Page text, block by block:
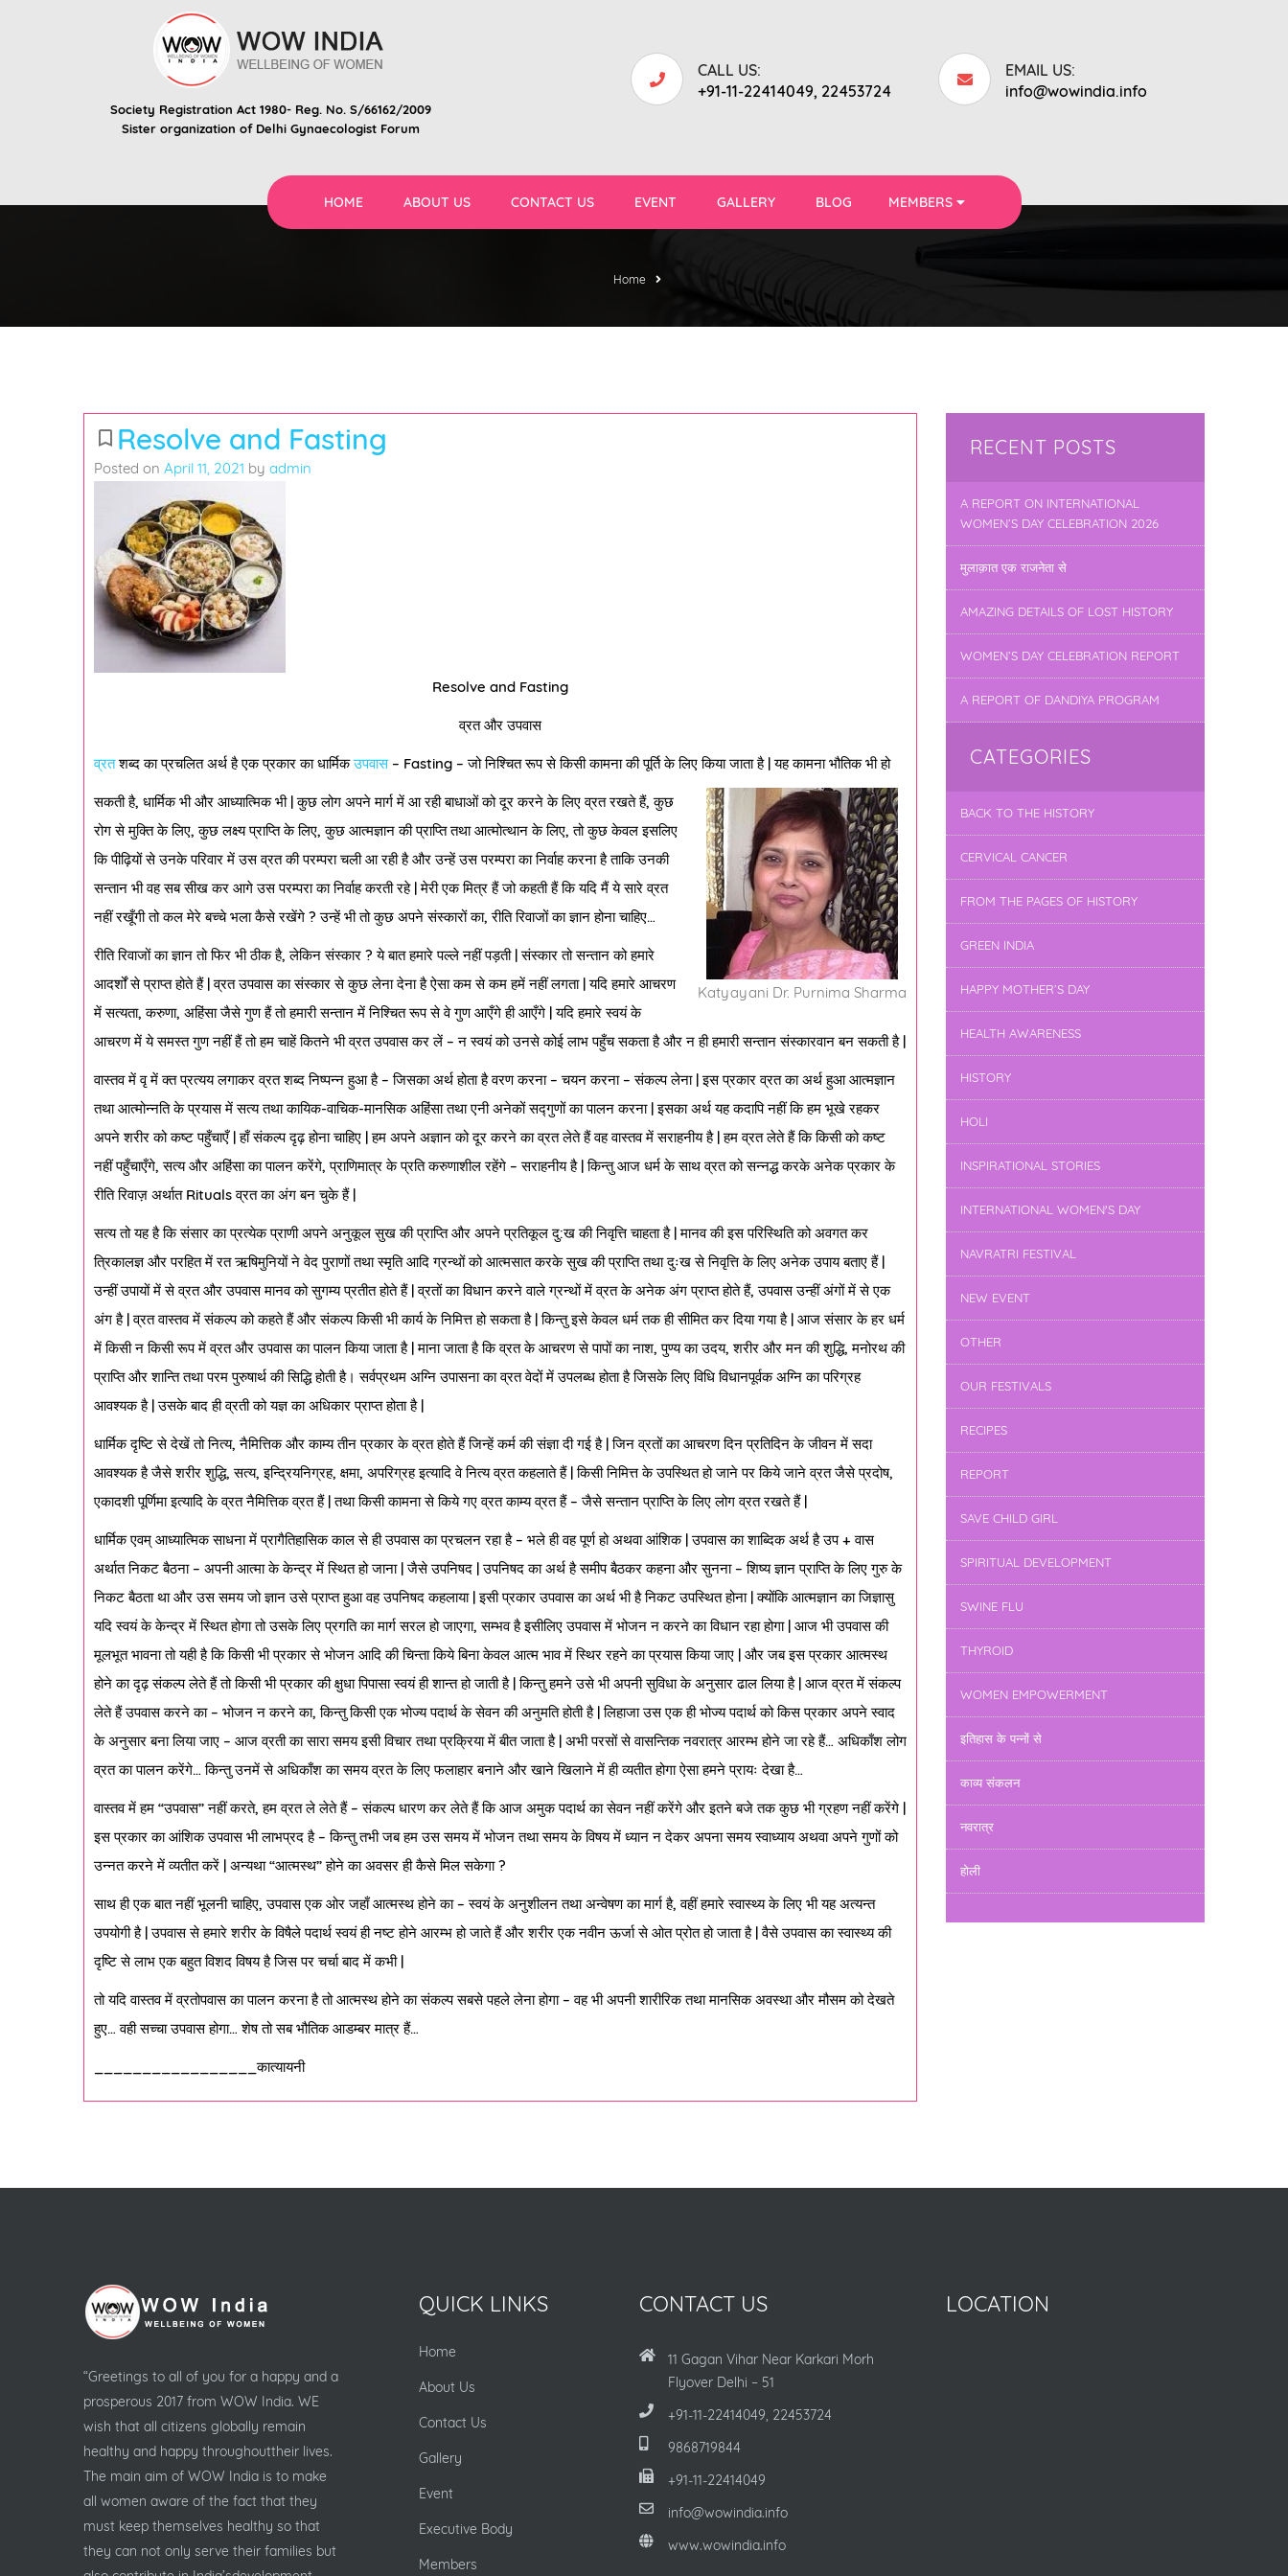
Society Registration Act 1980- Reg. No. S/66162/2009
Sister organization of Delhi Gynaecologist Forum
CALL US:
+91-11-22414049, 22453724
EMAIL US:
info@wowindia.info
HOME ABOUT US CONTACT US EVENT GALLERY BLOG MEMBERS
Home
bookmark_border Resolve and Fasting
Posted on April 11, 2021 by admin
Resolve and Fasting
व्रत और उपवास
व्रतशब्द का प्रचलित अर्थ है एक प्रकार का धार्मिकउपवास– Fasting – जो निश्चित रूप से किसी कामना की पूर्ति के लिए किया जाता है | यह कामना भौतिक भी हो
Katyayani Dr. Purnima Sharma
सकती है, धार्मिक भी और आध्यात्मिक भी | कुछ लोग अपने मार्ग में आ रही बाधाओं को दूर करने के लिए व्रत रखते हैं, कुछ
रोग से मुक्ति के लिए, कुछ लक्ष्य प्राप्ति के लिए, कुछ आत्मज्ञान की प्राप्ति तथा आत्मोत्थान के लिए, तो कुछ केवल इसलिए
कि पीढ़ियों से उनके परिवार में उस व्रत की परम्परा चली आ रही है और उन्हें उस परम्परा का निर्वाह करना है ताकि उनकी
सन्तान भी वह सब सीख कर आगे उस परम्परा का निर्वाह करती रहे | मेरी एक मित्र हैं जो कहती हैं कि यदि मैं ये सारे व्रत
नहीं रखूँगी तो कल मेरे बच्चे भला कैसे रखेंगे ? उन्हें भी तो कुछ अपने संस्कारों का, रीति रिवाजों का ज्ञान होना चाहिए…
रीति रिवाजों का ज्ञान तो फिर भी ठीक है, लेकिन संस्कार ? ये बात हमारे पल्ले नहीं पड़ती | संस्कार तो सन्तान को हमारे
आदर्शों से प्राप्त होते हैं | व्रत उपवास का संस्कार से कुछ लेना देना है ऐसा कम से कम हमें नहीं लगता | यदि हमारे आचरण
में सत्यता, करुणा, अहिंसा जैसे गुण हैं तो हमारी सन्तान में निश्चित रूप से वे गुण आएँगे ही आएँगे | यदि हमारे स्वयं के
आचरण में ये समस्त गुण नहीं हैं तो हम चाहें कितने भी व्रत उपवास कर लें – न स्वयं को उनसे कोई लाभ पहुँच सकता है और न ही हमारी सन्तान संस्कारवान बन सकती है |
वास्तव में वृ में क्त प्रत्यय लगाकर व्रत शब्द निष्पन्न हुआ है – जिसका अर्थ होता है वरण करना – चयन करना – संकल्प लेना | इस प्रकार व्रत का अर्थ हुआ आत्मज्ञान
तथा आत्मोन्नति के प्रयास में सत्य तथा कायिक-वाचिक-मानसिक अहिंसा तथा एनी अनेकों सद्गुणों का पालन करना | इसका अर्थ यह कदापि नहीं कि हम भूखे रहकर
अपने शरीर को कष्ट पहुँचाएँ | हाँ संकल्प दृढ़ होना चाहिए | हम अपने अज्ञान को दूर करने का व्रत लेते हैं वह वास्तव में सराहनीय है | हम व्रत लेते हैं कि किसी को कष्ट
नहीं पहुँचाएँगे, सत्य और अहिंसा का पालन करेंगे, प्राणिमात्र के प्रति करुणाशील रहेंगे – सराहनीय है | किन्तु आज धर्म के साथ व्रत को सन्नद्ध करके अनेक प्रकार के
रीति रिवाज़ अर्थात Rituals व्रत का अंग बन चुके हैं |
सत्य तो यह है कि संसार का प्रत्येक प्राणी अपने अनुकूल सुख की प्राप्ति और अपने प्रतिकूल दु:ख की निवृत्ति चाहता है | मानव की इस परिस्थिति को अवगत कर
त्रिकालज्ञ और परहित में रत ऋषिमुनियों ने वेद पुराणों तथा स्मृति आदि ग्रन्थों को आत्मसात करके सुख की प्राप्ति तथा दुःख से निवृत्ति के लिए अनेक उपाय बताए हैं |
उन्हीं उपायों में से व्रत और उपवास मानव को सुगम्य प्रतीत होते हैं | व्रतों का विधान करने वाले ग्रन्थों में व्रत के अनेक अंग प्राप्त होते हैं, उपवास उन्हीं अंगों में से एक
अंग है | व्रत वास्तव में संकल्प को कहते हैं और संकल्प किसी भी कार्य के निमित्त हो सकता है | किन्तु इसे केवल धर्म तक ही सीमित कर दिया गया है | आज संसार के हर धर्म
में किसी न किसी रूप में व्रत और उपवास का पालन किया जाता है | माना जाता है कि व्रत के आचरण से पापों का नाश, पुण्य का उदय, शरीर और मन की शुद्धि, मनोरथ की
प्राप्ति और शान्ति तथा परम पुरुषार्थ की सिद्धि होती है। सर्वप्रथम अग्नि उपासना का व्रत वेदों में उपलब्ध होता है जिसके लिए विधि विधानपूर्वक अग्नि का परिग्रह
आवश्यक है | उसके बाद ही व्रती को यज्ञ का अधिकार प्राप्त होता है |
धार्मिक दृष्टि से देखें तो नित्य, नैमित्तिक और काम्य तीन प्रकार के व्रत होते हैं जिन्हें कर्म की संज्ञा दी गई है | जिन व्रतों का आचरण दिन प्रतिदिन के जीवन में सदा
आवश्यक है जैसे शरीर शुद्धि, सत्य, इन्द्रियनिग्रह, क्षमा, अपरिग्रह इत्यादि वे नित्य व्रत कहलाते हैं | किसी निमित्त के उपस्थित हो जाने पर किये जाने व्रत जैसे प्रदोष,
एकादशी पूर्णिमा इत्यादि के व्रत नैमित्तिक व्रत हैं | तथा किसी कामना से किये गए व्रत काम्य व्रत हैं – जैसे सन्तान प्राप्ति के लिए लोग व्रत रखते हैं |
धार्मिक एवम् आध्यात्मिक साधना में प्रागैतिहासिक काल से ही उपवास का प्रचलन रहा है – भले ही वह पूर्ण हो अथवा आंशिक | उपवास का शाब्दिक अर्थ है उप + वास
अर्थात निकट बैठना – अपनी आत्मा के केन्द्र में स्थित हो जाना | जैसे उपनिषद | उपनिषद का अर्थ है समीप बैठकर कहना और सुनना – शिष्य ज्ञान प्राप्ति के लिए गुरु के
निकट बैठता था और उस समय जो ज्ञान उसे प्राप्त हुआ वह उपनिषद कहलाया | इसी प्रकार उपवास का अर्थ भी है निकट उपस्थित होना | क्योंकि आत्मज्ञान का जिज्ञासु
यदि स्वयं के केन्द्र में स्थित होगा तो उसके लिए प्रगति का मार्ग सरल हो जाएगा, सम्भव है इसीलिए उपवास में भोजन न करने का विधान रहा होगा | आज भी उपवास की
मूलभूत भावना तो यही है कि किसी भी प्रकार से भोजन आदि की चिन्ता किये बिना केवल आत्म भाव में स्थिर रहने का प्रयास किया जाए | और जब इस प्रकार आत्मस्थ
होने का दृढ़ संकल्प लेते हैं तो किसी भी प्रकार की क्षुधा पिपासा स्वयं ही शान्त हो जाती है | किन्तु हमने उसे भी अपनी सुविधा के अनुसार ढाल लिया है | आज व्रत में संकल्प
लेते हैं उपवास करने का – भोजन न करने का, किन्तु किसी एक भोज्य पदार्थ के सेवन की अनुमति होती है | लिहाजा उस एक ही भोज्य पदार्थ को किस प्रकार अपने स्वाद
के अनुसार बना लिया जाए – आज व्रती का सारा समय इसी विचार तथा प्रक्रिया में बीत जाता है | अभी परसों से वासन्तिक नवरात्र आरम्भ होने जा रहे हैं… अधिकाँश लोग
व्रत का पालन करेंगे… किन्तु उनमें से अधिकाँश का समय व्रत के लिए फलाहार बनाने और खाने खिलाने में ही व्यतीत होगा ऐसा हमने प्रायः देखा है…
वास्तव में हम “उपवास” नहीं करते, हम व्रत ले लेते हैं – संकल्प धारण कर लेते हैं कि आज अमुक पदार्थ का सेवन नहीं करेंगे और इतने बजे तक कुछ भी ग्रहण नहीं करेंगे |
इस प्रकार का आंशिक उपवास भी लाभप्रद है – किन्तु तभी जब हम उस समय में भोजन तथा समय के विषय में ध्यान न देकर अपना समय स्वाध्याय अथवा अपने गुणों को
उन्नत करने में व्यतीत करें | अन्यथा “आत्मस्थ” होने का अवसर ही कैसे मिल सकेगा ?
साथ ही एक बात नहीं भूलनी चाहिए, उपवास एक ओर जहाँ आत्मस्थ होने का – स्वयं के अनुशीलन तथा अन्वेषण का मार्ग है, वहीं हमारे स्वास्थ्य के लिए भी यह अत्यन्त
उपयोगी है | उपवास से हमारे शरीर के विषैले पदार्थ स्वयं ही नष्ट होने आरम्भ हो जाते हैं और शरीर एक नवीन ऊर्जा से ओत प्रोत हो जाता है | वैसे उपवास का स्वास्थ्य की
दृष्टि से लाभ एक बहुत विशद विषय है जिस पर चर्चा बाद में कभी |
तो यदि वास्तव में व्रतोपवास का पालन करना है तो आत्मस्थ होने का संकल्प सबसे पहले लेना होगा – वह भी अपनी शारीरिक तथा मानसिक अवस्था और मौसम को देखते
हुए… वही सच्चा उपवास होगा… शेष तो सब भौतिक आडम्बर मात्र हैं…
_________________कात्यायनी
RECENT POSTS
A REPORT ON INTERNATIONAL
WOMEN’S DAY CELEBRATION 2026
मुलाक़ात एक राजनेता से
AMAZING DETAILS OF LOST HISTORY
WOMEN’S DAY CELEBRATION REPORT
A REPORT OF DANDIYA PROGRAM
CATEGORIES
BACK TO THE HISTORY
CERVICAL CANCER
FROM THE PAGES OF HISTORY
GREEN INDIA
HAPPY MOTHER’S DAY
HEALTH AWARENESS
HISTORY
HOLI
INSPIRATIONAL STORIES
INTERNATIONAL WOMEN'S DAY
NAVRATRI FESTIVAL
NEW EVENT
OTHER
OUR FESTIVALS
RECIPES
REPORT
SAVE CHILD GIRL
SPIRITUAL DEVELOPMENT
SWINE FLU
THYROID
WOMEN EMPOWERMENT
इतिहास के पन्नों से
काव्य संकलन
नवरात्र
होली
“Greetings to all of you for a happy and a
prosperous 2017 from WOW India. WE
wish that all citizens globally remain
healthy and happy throughouttheir lives.
The main aim of WOW India is to make
all women aware of the fact that they
must keep themselves healthy so that
they can not only serve their families but
QUICK LINKS
Home
About Us
Contact Us
Gallery
Event
Executive Body
Members
CONTACT US
11 Gagan Vihar Near Karkari Morh
Flyover Delhi – 51
+91-11-22414049, 22453724
9868719844
+91-11-22414049
info@wowindia.info
www.wowindia.info
LOCATION